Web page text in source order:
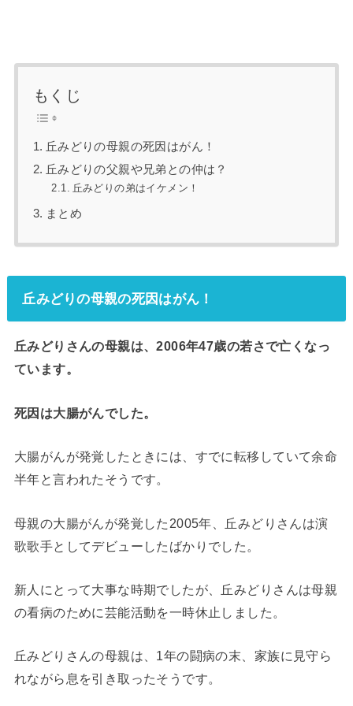
もくじ
丘みどりの母親の死因はがん！
丘みどりの父親や兄弟との仲は？
丘みどりの弟はイケメン！
まとめ
丘みどりの母親の死因はがん！
丘みどりさんの母親は、2006年47歳の若さで亡くなっ
ています。
死因は大腸がんでした。
大腸がんが発覚したときには、すでに転移していて余命
半年と言われたそうです。
母親の大腸がんが発覚した2005年、丘みどりさんは演
歌歌手としてデビューしたばかりでした。
新人にとって大事な時期でしたが、丘みどりさんは母親
の看病のために芸能活動を一時休止しました。
丘みどりさんの母親は、1年の闘病の末、家族に見守ら
れながら息を引き取ったそうです。